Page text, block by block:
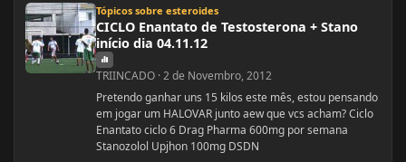
Tópicos sobre esteroides
CICLO Enantato de Testosterona + Stano
início dia 04.11.12
TRIINCADO ·2 de Novembro, 2012
Pretendo ganhar uns 15 kilos este mês, estou pensando
em jogar um HALOVAR junto aew que vcs acham? Ciclo
Enantato ciclo 6 Drag Pharma 600mg por semana
Stanozolol Upjhon 100mg DSDN